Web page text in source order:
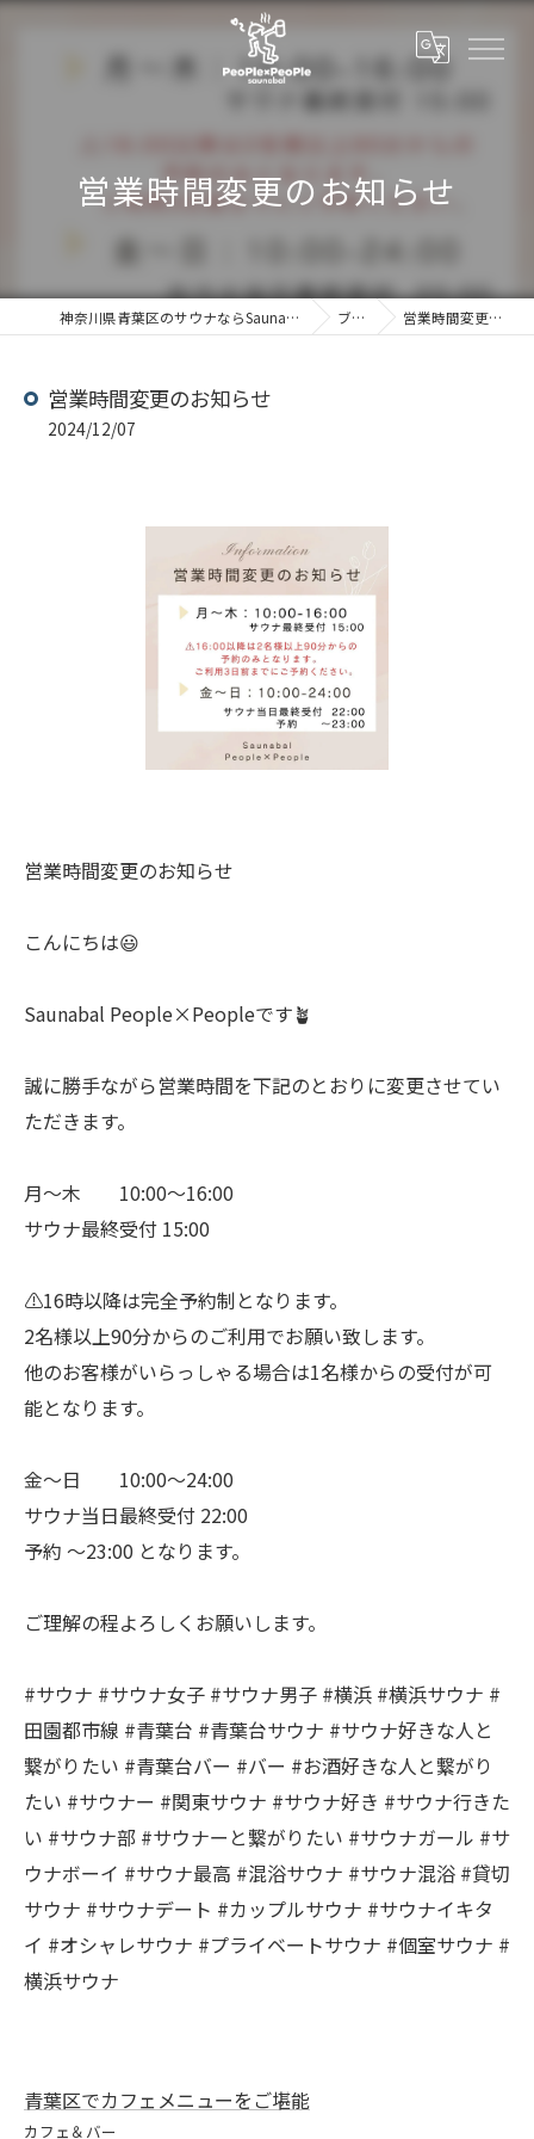
営業時間変更のお知らせ
神奈川県青葉区のサウナならSaunabal People×People ブログ 営業時間変更のお知らせ
営業時間変更のお知らせ
2024/12/07
営業時間変更のお知らせ
こんにちは😃
Saunabal People×Peopleです🪴
誠に勝手ながら営業時間を下記のとおりに変更させてい
ただきます。
月〜木 10:00〜16:00
サウナ最終受付 15:00
⚠️16時以降は完全予約制となります。
2名様以上90分からのご利用でお願い致します。
他のお客様がいらっしゃる場合は1名様からの受付が可
能となります。
金〜日 10:00〜24:00
サウナ当日最終受付 22:00
予約 〜23:00 となります。
ご理解の程よろしくお願いします。
#サウナ #サウナ女子 #サウナ男子 #横浜 #横浜サウナ #
田園都市線 #青葉台 #青葉台サウナ #サウナ好きな人と
繋がりたい #青葉台バー #バー #お酒好きな人と繋がり
たい #サウナー #関東サウナ #サウナ好き #サウナ行きた
い #サウナ部 #サウナーと繋がりたい #サウナガール #サ
ウナボーイ #サウナ最高 #混浴サウナ #サウナ混浴 #貸切
サウナ #サウナデート #カップルサウナ #サウナイキタ
イ #オシャレサウナ #プライベートサウナ #個室サウナ #
横浜サウナ
青葉区でカフェメニューをご堪能
カフェ＆バー